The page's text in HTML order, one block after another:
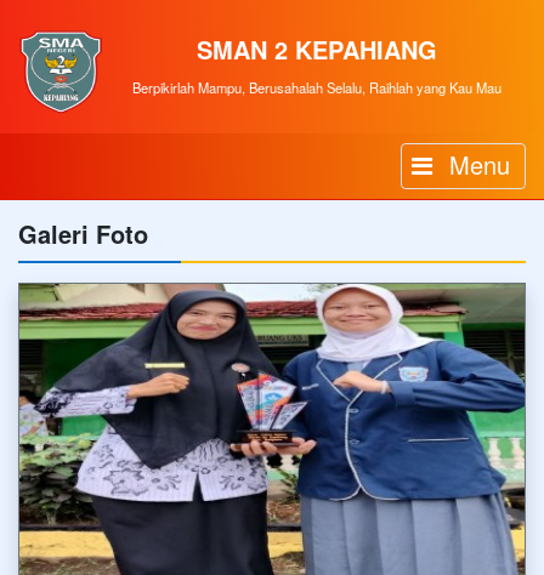
SMAN 2 KEPAHIANG
Berpikirlah Mampu, Berusahalah Selalu, Raihlah yang Kau Mau
Menu
Galeri Foto